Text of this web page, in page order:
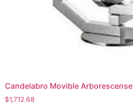
Candelabro Movible Arborescense
$1,712.68